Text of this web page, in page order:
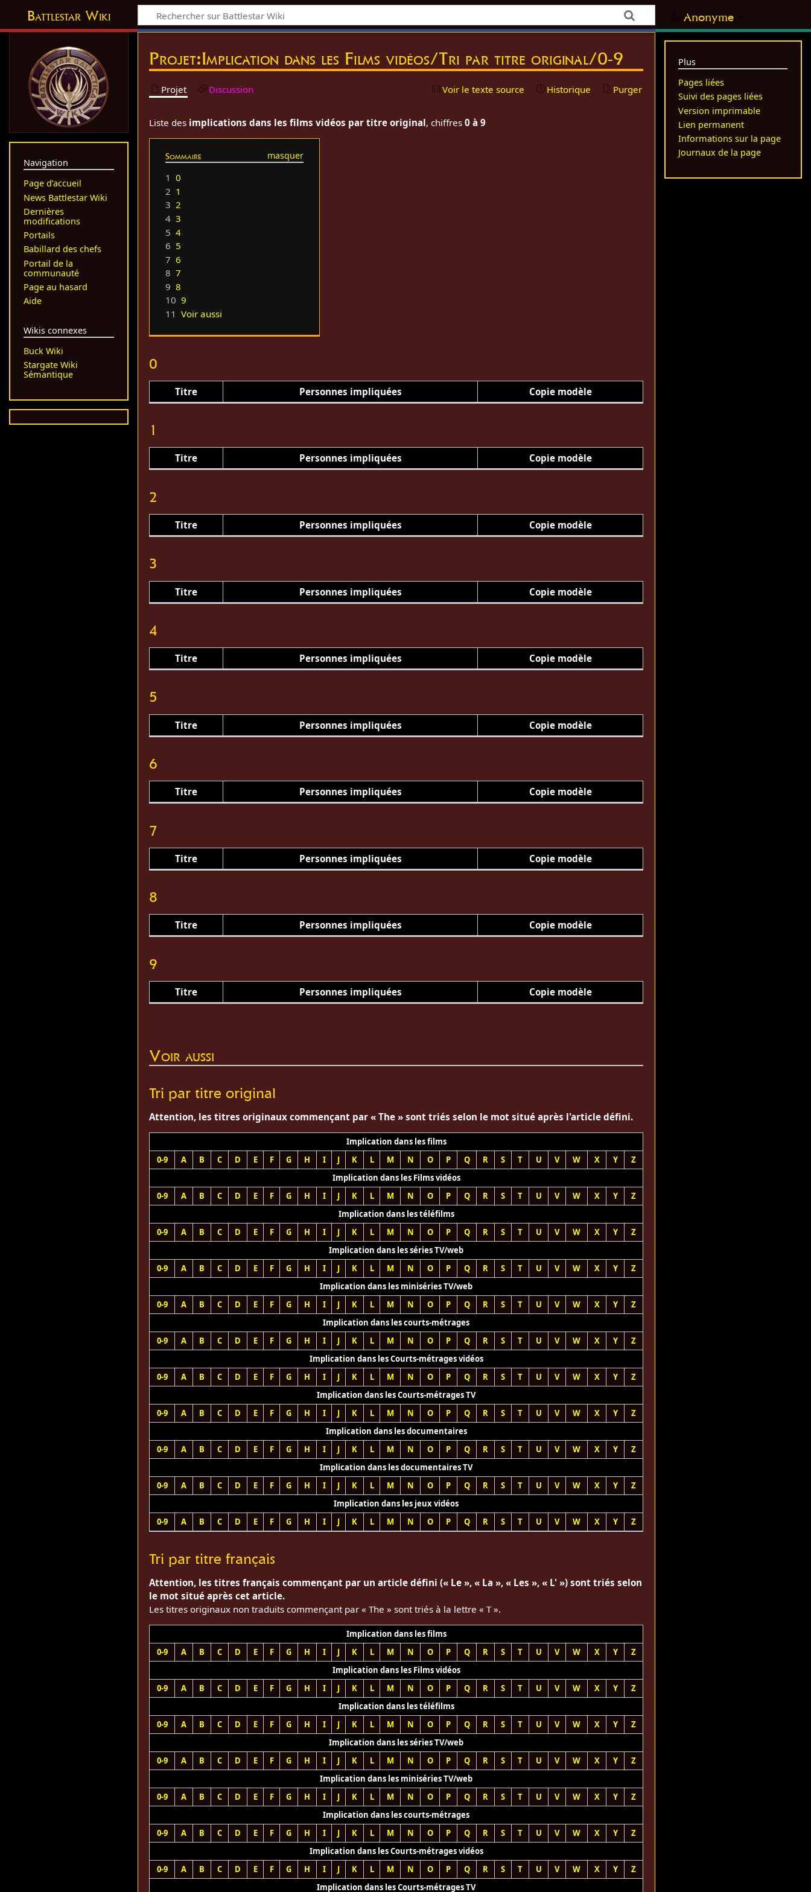
Anonyme
Battlestar Wiki
Projet:Implication dans les Films vidéos/Tri par titre original/0-9
Projet Discussion Voir le texte source Historique Purger
Liste des implications dans les films vidéos par titre original, chiffres0 à 9
Sommaire
1 0
2 1
3 2
4 3
5 4
6 5
7 6
8 7
9 8
10 9
11 Voir aussi
0
Titre Personnes impliquées Copie modèle
1
Titre Personnes impliquées Copie modèle
2
Titre Personnes impliquées Copie modèle
3
Titre Personnes impliquées Copie modèle
4
Titre Personnes impliquées Copie modèle
5
Titre Personnes impliquées Copie modèle
6
Titre Personnes impliquées Copie modèle
7
Titre Personnes impliquées Copie modèle
8
Titre Personnes impliquées Copie modèle
9
Titre Personnes impliquées Copie modèle
Voir aussi
Tri par titre original
Attention, les titres originaux commençant par « The » sont triés selon le mot situé après l'article défini.
Implication dans les films
0-9
A B C D E F G H I J K L M N O P Q R S T U V W X Y
Z
Implication dans les Films vidéos
0-9
A B C D E F G H I J K L M N O P Q R S T U V W X Y
Z
Implication dans les téléfilms
0-9
A B C D E F G H I J K L M N O P Q R S T U V W X Y
Z
Implication dans les séries TV/web
0-9
A B C D E F G H I J K L M N O P Q R S T U V W X Y
Z
Implication dans les miniséries TV/web
0-9
A B C D E F G H I J K L M N O P Q R S T U V W X Y
Z
Implication dans les courts-métrages
0-9
A B C D E F G H I J K L M N O P Q R S T U V W X Y
Z
Implication dans les Courts-métrages vidéos
0-9
A B C D E F G H I J K L M N O P Q R S T U V W X Y
Z
Implication dans les Courts-métrages TV
0-9
A B C D E F G H I J K L M N O P Q R S T U V W X Y
Z
Implication dans les documentaires
0-9
A B C D E F G H I J K L M N O P Q R S T U V W X Y
Z
Implication dans les documentaires TV
0-9
A B C D E F G H I J K L M N O P Q R S T U V W X Y
Z
Implication dans les jeux vidéos
0-9
A B C D E F G H I J K L M N O P Q R S T U V W X Y Z
Tri par titre français
Attention, les titres français commençant par un article défini (« Le », « La », « Les », « L' ») sont triés selon
le mot situé après cet article.
Les titres originaux non traduits commençant par « The » sont triés à la lettre « T ».
Implication dans les films
0-9
A B C D E F G H I J K L M N O P Q R S T U V W X Y
Z
Implication dans les Films vidéos
0-9
A B C D E F G H I J K L M N O P Q R S T U V W X Y
Z
Implication dans les téléfilms
0-9
A B C D E F G H I J K L M N O P Q R S T U V W X Y
Z
Implication dans les séries TV/web
0-9
A B C D E F G H I J K L M N O P Q R S T U V W X Y
Z
Implication dans les miniséries TV/web
0-9
A B C D E F G H I J K L M N O P Q R S T U V W X Y
Z
Implication dans les courts-métrages
0-9
A B C D E F G H I J K L M N O P Q R S T U V W X Y
Z
Implication dans les Courts-métrages vidéos
0-9
A B C D E F G H I J K L M N O P Q R S T U V W X Y
Z
Implication dans les Courts-métrages TV
Navigation
Page d’accueil
News Battlestar Wiki
Dernières
modifications
Portails
Babillard des chefs
Portail de la
communauté
Page au hasard
Aide
Wikis connexes
Buck Wiki
Stargate Wiki
Sémantique
Plus
Pages liées
Suivi des pages liées
Version imprimable
Lien permanent
Informations sur la page
Journaux de la page